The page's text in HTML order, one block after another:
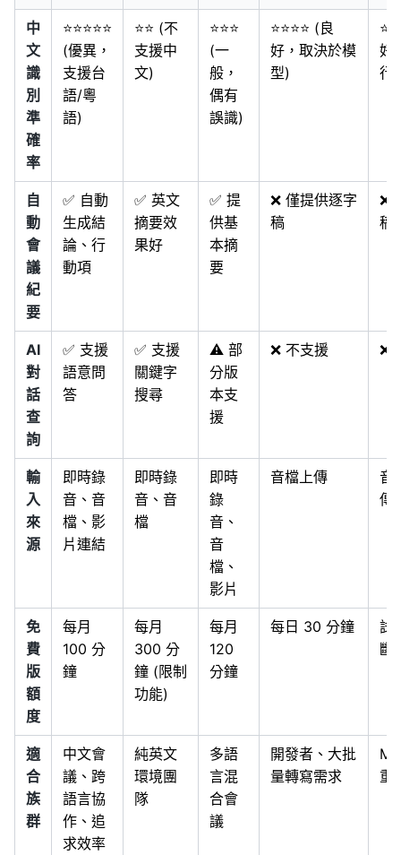
中
文
識
別
準
確
率
⭐⭐⭐⭐⭐
(優異，
支援台
語/粵
語)
⭐⭐ (不
支援中
文)
⭐⭐⭐
(一
般，
偶有
誤識)
⭐⭐⭐⭐ (良
好，取決於模
型)
好
行)
自
動
會
議
紀
要
✅ 自動
生成結
論、行
動項
✅ 英文
摘要效
果好
✅ 提
供基
本摘
要
❌ 僅提供逐字
稿
❌
稿
AI
對
話
查
詢
✅ 支援
語意問
答
✅ 支援
關鍵字
搜尋
⚠️ 部
分版
本支
援
❌ 不支援 ❌
輸
入
來
源
即時錄
音、音
檔、影
片連結
即時錄
音、音
檔
即時
錄
音、
音
檔、
影片
音檔上傳
音
傳
免
費
版
額
度
每月
100 分
鐘
每月
300 分
鐘 (限制
功能)
每月
120
分鐘
每日 30 分鐘
試
斷
適
合
族
群
中文會
議、跨
語言協
作、追
求效率
純英文
環境團
隊
多語
言混
合會
議
開發者、大批
量轉寫需求
重